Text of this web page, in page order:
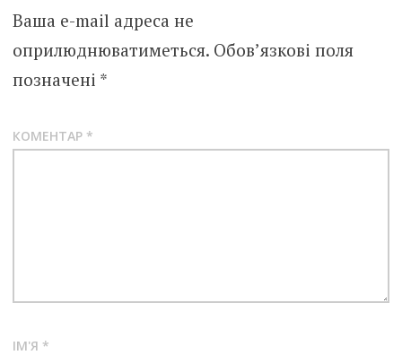
Ваша e-mail адреса не
оприлюднюватиметься. Обов’язкові поля
позначені *
КОМЕНТАР *
ІМ'Я *